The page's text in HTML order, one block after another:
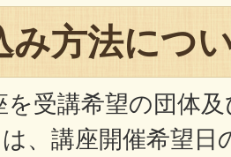
方法につ
を受講希望の団体
、講座開催希望